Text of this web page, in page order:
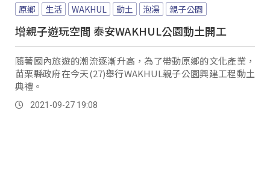
原鄉 生活 WAKHUL 動土 泡湯 親子公園
增親子遊玩空間 泰安WAKHUL公園動土開工
隨著國內旅遊的潮流逐漸升高，為了帶動原鄉的文化產業，
苗栗縣政府在今天(27)舉行WAKHUL親子公園興建工程動土
典禮。
2021-09-27 19:08